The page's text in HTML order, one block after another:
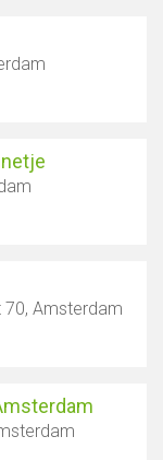
70, Amsterdam